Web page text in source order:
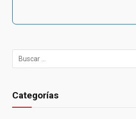
Categorías